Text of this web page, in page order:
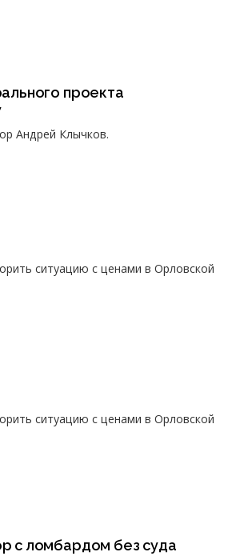
проекта
Андрей Клычков.
ситуацию с ценами в Орловской
ситуацию с ценами в Орловской
с ломбардом без суда